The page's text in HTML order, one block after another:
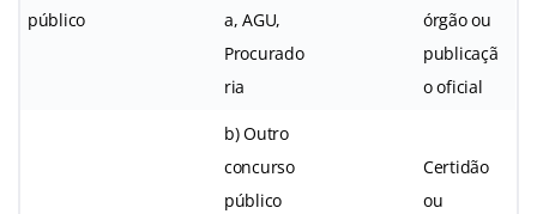
público
a, AGU,
Procurado
ria
órgão ou
publicaçã
o oficial
b) Outro
concurso
público
Certidão
ou